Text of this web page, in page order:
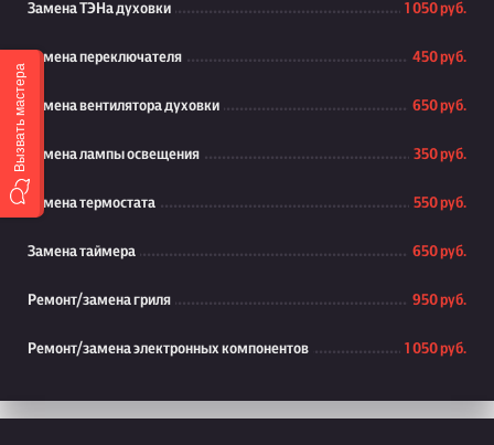
Замена ТЭНа духовки 1 050 руб.
Замена переключателя 450 руб.
Замена вентилятора духовки 650 руб.
Замена лампы освещения 350 руб.
Замена термостата 550 руб.
Замена таймера 650 руб.
Ремонт/замена гриля 950 руб.
Ремонт/замена электронных компонентов 1 050 руб.
Вызвать мастера